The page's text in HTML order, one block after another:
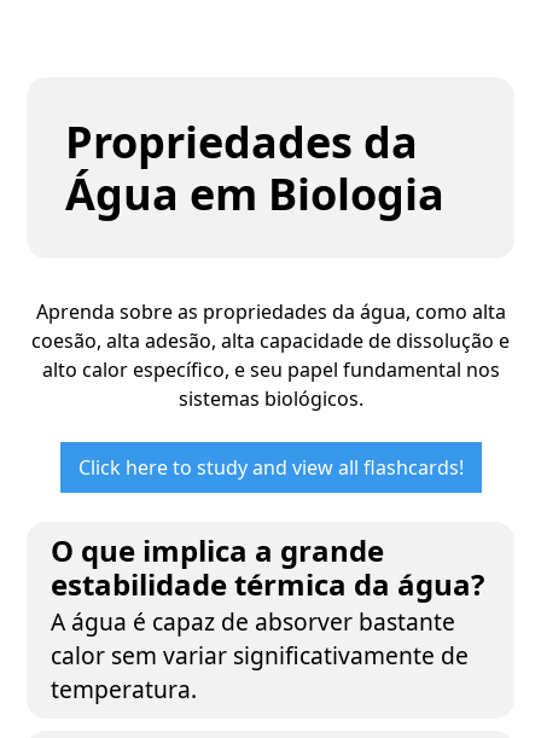
Propriedades da
Água em Biologia
Aprenda sobre as propriedades da água, como alta
coesão, alta adesão, alta capacidade de dissolução e
alto calor específico, e seu papel fundamental nos
sistemas biológicos.
Click here to study and view all flashcards!
O que implica a grande
estabilidade térmica da água?
A água é capaz de absorver bastante
calor sem variar significativamente de
temperatura.